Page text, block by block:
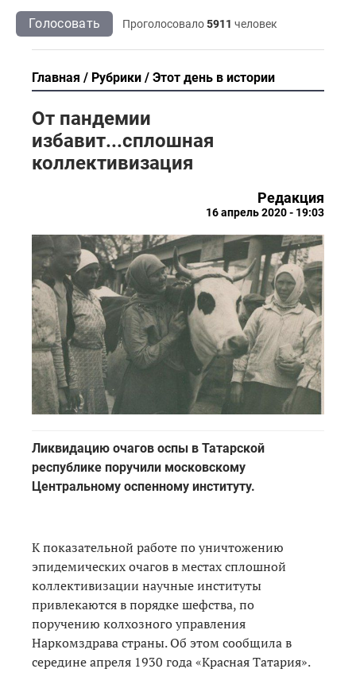
Голосовать Проголосовало5911 человек
Главная Рубрики Этот день в истории
От пандемии
избавит...сплошная
коллективизация
Редакция
16 апрель 2020 - 19:03
Ликвидацию очагов оспы в Татарской
республике поручили московскому
Центральному оспенному институту.
К показательной работе по уничтожению
эпидемических очагов в местах сплошной
коллективизации научные институты
привлекаются в порядке шефства, по
поручению колхозного управления
Наркомздрава страны. Об этом сообщила в
середине апреля 1930 года «Красная Татария».